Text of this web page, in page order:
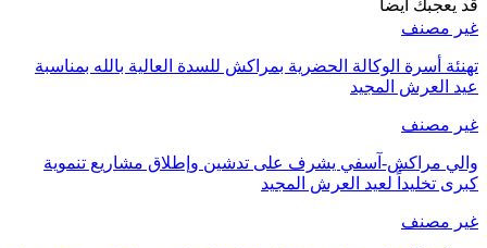
قد يعجبك ايضا
غير مصنف
تهنئة أسرة الوكالة الحضرية بمراكش للسدة العالية بالله بمناسبة
عيد العرش المجيد
غير مصنف
والي مراكش-آسفي يشرف على تدشين وإطلاق مشاريع تنموية
كبرى تخليداً لعيد العرش المجيد
غير مصنف